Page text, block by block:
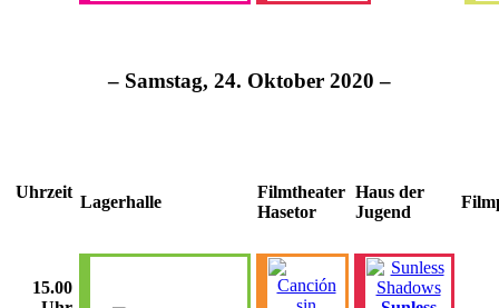
– Samstag, 24. Oktober 2020 –
Uhrzeit
Lagerhalle
Filmtheater
Hasetor
Haus der
Jugend
15.00